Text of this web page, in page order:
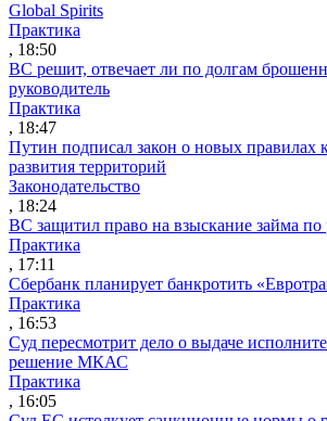
Global Spirits
Практика
, 18:50
ВС решит, отвечает ли по долгам
руководитель
Практика
, 18:47
Путин подписал закон о новых правилах
развития территорий
Законодательство
, 18:24
ВС защитил право на взыскание займа по
Практика
, 17:11
Сбербанк планирует банкротить
Практика
, 16:53
Суд пересмотрит дело о выдаче
решение МКАС
Практика
, 16:05